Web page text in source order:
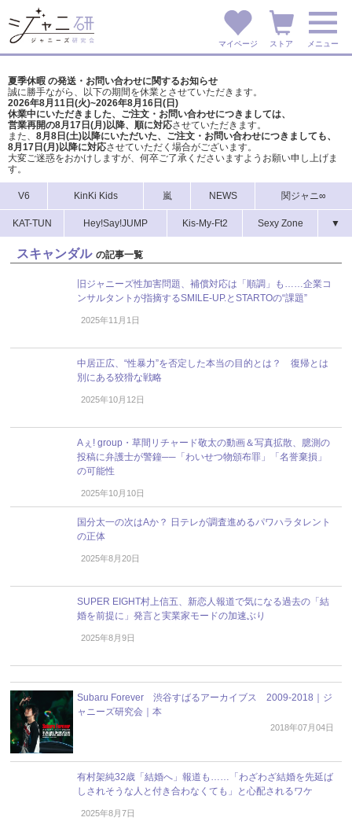
マイページ ストア メニュー
夏季休暇 の発送・お問い合わせに関するお知らせ
誠に勝手ながら、以下の期間を休業とさせていただきます。
2026年8月11日(火)~2026年8月16日(日)
休業中にいただきました、ご注文・お問い合わせにつきましては、
営業再開の8月17日(月)以降、順に対応させていただきます。
また、 8月8日(土)以降にいただいた、ご注文・ お問い合わせにつきましても、
8月17日(月)以降に対応させていただく場合がございます。
大変ご迷惑をおかけしますが、 何卒ご了承くださいますようお願い申し上げま
す。
V6 KinKi Kids 嵐 NEWS 関ジャニ∞
KAT-TUN Hey!Say!JUMP Kis-My-Ft2 Sexy Zone ▼
スキャンダル の記事一覧
旧ジャニーズ性加害問題、補償対応は「順調」も……企業コ
ンサルタントが指摘するSMILE-UP.とSTARTOの“課題”
2025年11月1日
中居正広、“性暴力”を否定した本当の目的とは？ 復帰とは
別にある狡猾な戦略
2025年10月12日
Aぇ! group・草間リチャード敬太の動画＆写真拡散、臆測の
投稿に弁護士が警鐘──「わいせつ物頒布罪」「名誉棄損」
の可能性
2025年10月10日
国分太一の次はAか？ 日テレが調査進めるパワハラタレント
の正体
2025年8月20日
SUPER EIGHT村上信五、新恋人報道で気になる過去の「結
婚を前提に」発言と実業家モードの加速ぶり
2025年8月9日
Subaru Forever 渋谷すばるアーカイブス 2009-2018｜ジ
ャニーズ研究会｜本
2018年07月04日
有村架純32歳「結婚へ」報道も……「わざわざ結婚を先延ば
しされそうな人と付き合わなくても」と心配されるワケ
2025年8月7日